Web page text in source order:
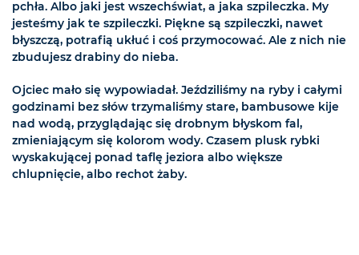
pchła. Albo jaki jest wszechświat, a jaka szpileczka. My
jesteśmy jak te szpileczki. Piękne są szpileczki, nawet
błyszczą, potrafią ukłuć i coś przymocować. Ale z nich nie
zbudujesz drabiny do nieba.
Ojciec mało się wypowiadał. Jeździliśmy na ryby i całymi
godzinami bez słów trzymaliśmy stare, bambusowe kije
nad wodą, przyglądając się drobnym błyskom fal,
zmieniającym się kolorom wody. Czasem plusk rybki
wyskakującej ponad taflę jeziora albo większe
chlupnięcie, albo rechot żaby.